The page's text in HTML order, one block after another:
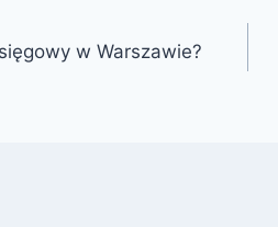
w Warszawie?